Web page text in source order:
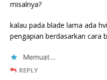
misalnya?
kalau pada blade lama ada
pengapian berdasarkan cara
Memuat...
REPLY